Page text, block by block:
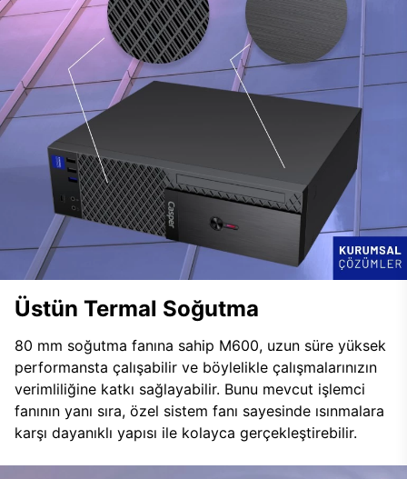
Üstün Termal Soğutma
80 mm soğutma fanına sahip M600, uzun süre yüksek
performansta çalışabilir ve böylelikle çalışmalarınızın
verimliliğine katkı sağlayabilir. Bunu mevcut işlemci
fanının yanı sıra, özel sistem fanı sayesinde ısınmalara
karşı dayanıklı yapısı ile kolayca gerçekleştirebilir.